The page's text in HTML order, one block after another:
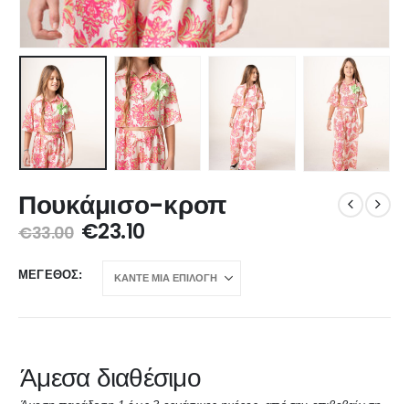
Πουκάμισο-κροπ
€33.00 €23.10
ΜΈΓΕΘΟΣ
Άμεσα διαθέσιμο